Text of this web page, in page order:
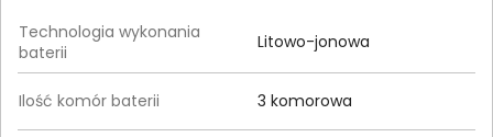
Technologia wykonania
baterii
Litowo-jonowa
Ilość komór baterii 3 komorowa